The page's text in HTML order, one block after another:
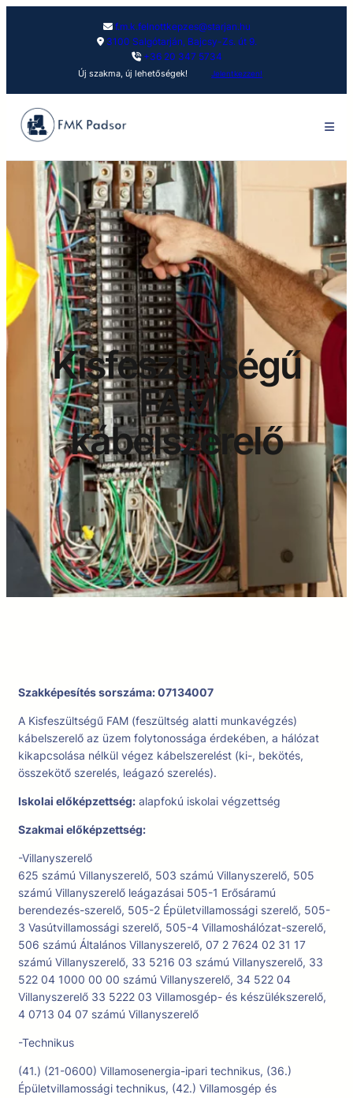
f.m.k.felnottkepzes@starjan.hu
3100 Salgótarján, Bajcsy-Zs. út 9.
+36 20 347 5734
Új szakma, új lehetőségek! Jelentkezzen!
Kisfeszültségű
FAM
kábelszerelő
Szakképesítés sorszáma: 07134007
A Kisfeszültségű FAM (feszültség alatti munkavégzés)
kábelszerelő az üzem folytonossága érdekében, a hálózat
kikapcsolása nélkül végez kábelszerelést (ki-, bekötés,
összekötő szerelés, leágazó szerelés).
Iskolai előképzettség: alapfokú iskolai végzettség
Szakmai előképzettség:
-Villanyszerelő
625 számú Villanyszerelő, 503 számú Villanyszerelő, 505
számú Villanyszerelő leágazásai 505-1 Erősáramú
berendezés-szerelő, 505-2 Épületvillamossági szerelő, 505-
3 Vasútvillamossági szerelő, 505-4 Villamoshálózat-szerelő,
506 számú Általános Villanyszerelő, 07 2 7624 02 31 17
számú Villanyszerelő, 33 5216 03 számú Villanyszerelő, 33
522 04 1000 00 00 számú Villanyszerelő, 34 522 04
Villanyszerelő 33 5222 03 Villamosgép- és készülékszerelő,
4 0713 04 07 számú Villanyszerelő
-Technikus
(41.) (21-0600) Villamosenergia-ipari technikus, (36.)
Épületvillamossági technikus, (42.) Villamosgép és